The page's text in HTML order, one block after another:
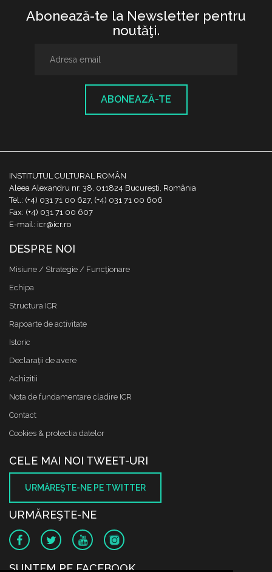
Abonează-te la Newsletter pentru
noutăţi.
ABONEAZĂ-TE
INSTITUTUL CULTURAL ROMÂN
Aleea Alexandru nr. 38, 011824 București, România
Tel.: (+4) 031 71 00 627, (+4) 031 71 00 606
Fax: (+4) 031 71 00 607
E-mail: icr@icr.ro
DESPRE NOI
Misiune / Strategie / Funcţionare
Echipa
Structura ICR
Rapoarte de activitate
Istoric
Declaraţii de avere
Achizitii
Nota de fundamentare cladire ICR
Contact
Cookies & protectia datelor
CELE MAI NOI TWEET-URI
URMĂREŞTE-NE PE TWITTER
URMĂREŞTE-NE
SUNTEM PE FACEBOOK